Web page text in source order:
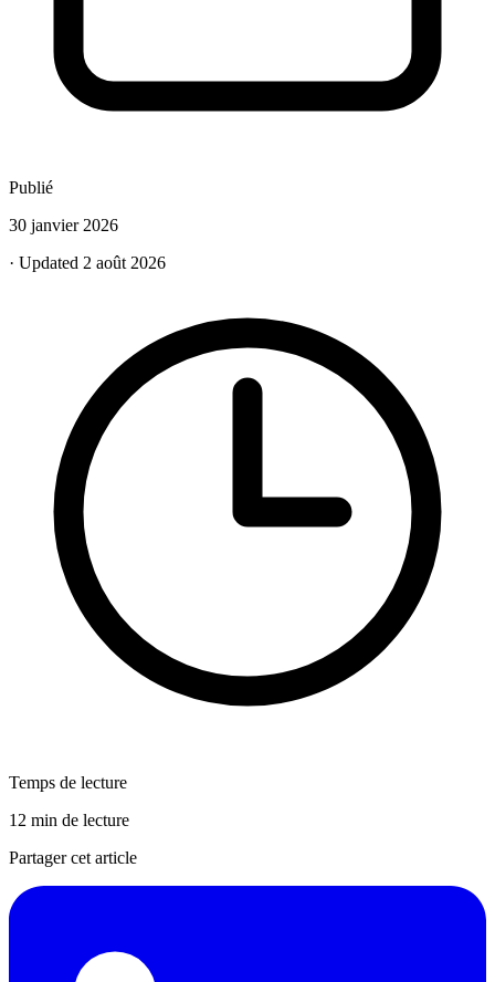
Publié
30 janvier 2026
· Updated 2 août 2026
Temps de lecture
12 min de lecture
Partager cet article